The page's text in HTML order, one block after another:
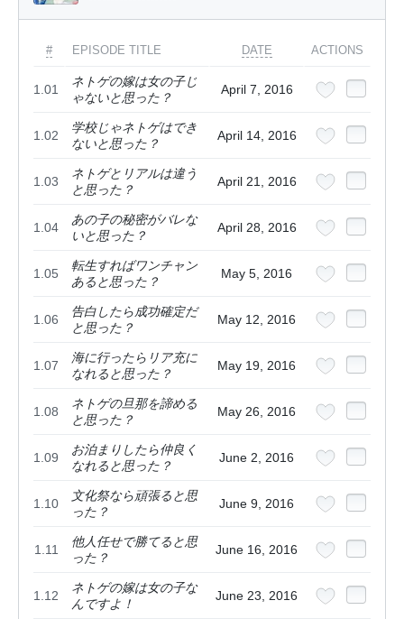
# EPISODE TITLE DATE ACTIONS
1.01
ネトゲの嫁は女の子じ
ゃないと思った？
April 7, 2016
1.02
学校じゃネトゲはでき
ないと思った？
April 14, 2016
1.03
ネトゲとリアルは違う
と思った？
April 21, 2016
1.04
あの子の秘密がバレな
いと思った？
April 28, 2016
1.05
転生すればワンチャン
あると思った？
May 5, 2016
1.06
告白したら成功確定だ
と思った？
May 12, 2016
1.07
海に行ったらリア充に
なれると思った？
May 19, 2016
1.08
ネトゲの旦那を諦める
と思った？
May 26, 2016
1.09
お泊まりしたら仲良く
なれると思った？
June 2, 2016
1.10
文化祭なら頑張ると思
った？
June 9, 2016
1.11
他人任せで勝てると思
った？
June 16, 2016
1.12
ネトゲの嫁は女の子な
んですよ！
June 23, 2016